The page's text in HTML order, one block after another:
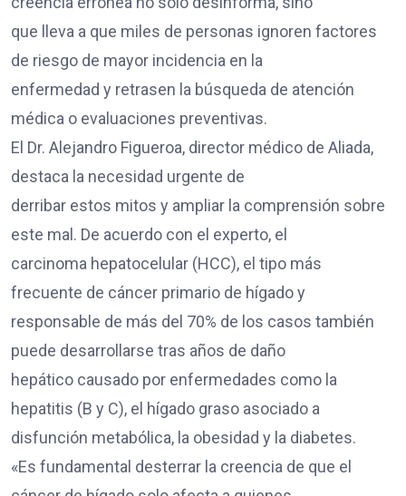
que lleva a que miles de personas ignoren factores
de riesgo de mayor incidencia en la
enfermedad y retrasen la búsqueda de atención
médica o evaluaciones preventivas.
El Dr. Alejandro Figueroa, director médico de Aliada,
destaca la necesidad urgente de
derribar estos mitos y ampliar la comprensión sobre
este mal. De acuerdo con el experto, el
carcinoma hepatocelular (HCC), el tipo más
frecuente de cáncer primario de hígado y
responsable de más del 70% de los casos también
puede desarrollarse tras años de daño
hepático causado por enfermedades como la
hepatitis (B y C), el hígado graso asociado a
disfunción metabólica, la obesidad y la diabetes.
«Es fundamental desterrar la creencia de que el